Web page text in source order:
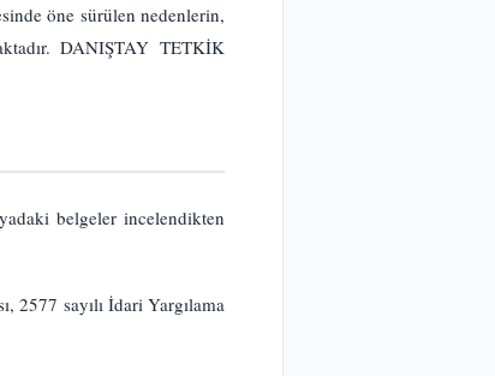
öne sürülen nedenlerin,
DANIŞTAY TETKİK
belgeler incelendikten
2577 sayılı İdari Yargılama